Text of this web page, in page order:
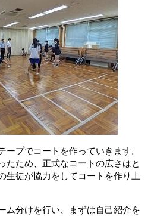
ープでコートを作っていきます。
たため、正式なコートの広さはと
生徒が協力をしてコートを作り上
ム分けを行い、まずは自己紹介を